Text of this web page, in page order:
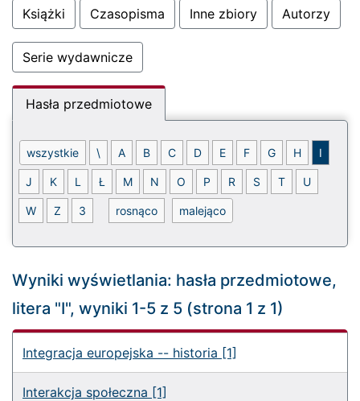
Książki Czasopisma Inne zbiory Autorzy
Serie wydawnicze
Hasła przedmiotowe
Indeks alfabetyczny - litera (I)
wszystkie \ A B C D E F G H I
J K L Ł M N O P R S T U
W Z 3
Sortowanie - malejąco
rosnąco malejąco
Wyniki wyświetlania: hasła przedmiotowe,
litera "I", wyniki 1-5 z 5 (strona 1 z 1)
Integracja europejska -- historia [1]
Interakcja społeczna [1]